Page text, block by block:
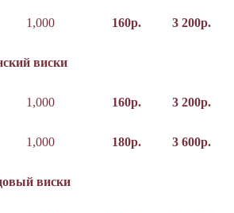
1,000 160р. 3 200р.
виски
1,000 160р. 3 200р.
1,000 180р. 3 600р.
виски